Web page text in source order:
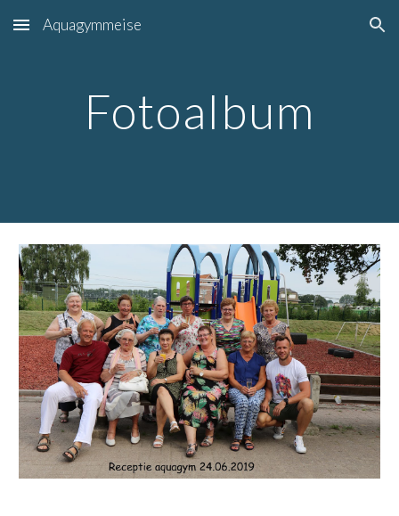
Skip to main content Skip to navigation
Aquagymmeise
Fotoalbum